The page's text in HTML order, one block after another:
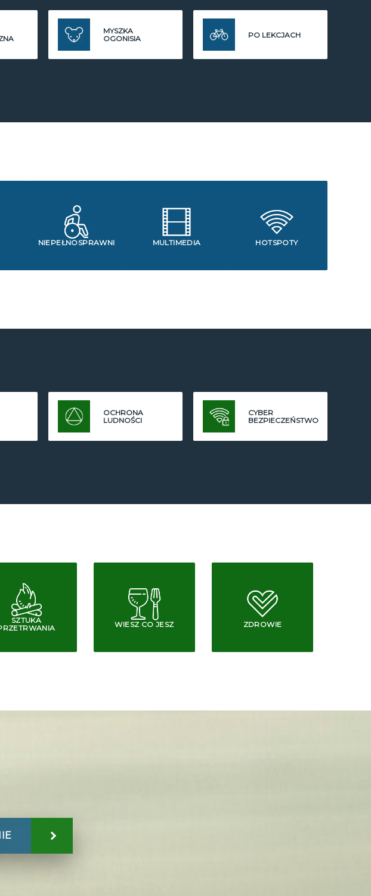
MYSZKA
OGONISIA
PO LEKCJACH
NIEPEŁNOSPRAWNI MULTIMEDIA HOTSPOTY
OCHRONA
LUDNOŚCI
CYBER
BEZPIECZEŃSTWO
SZTUKA
WIESZ CO JESZ ZDROWIE